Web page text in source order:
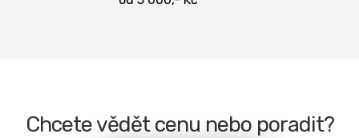
Chcete vědět cenu nebo poradit?